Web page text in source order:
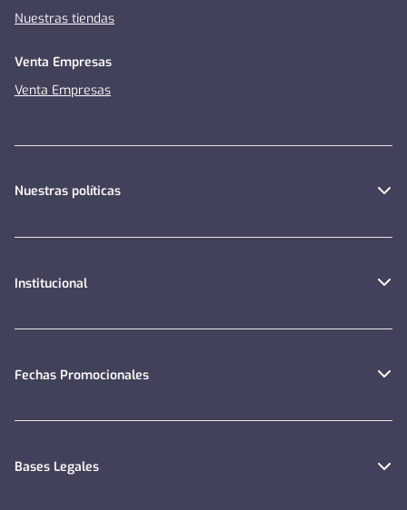
Nuestras tiendas
Venta Empresas
Venta Empresas
Nuestras políticas
Institucional
Fechas Promocionales
Bases Legales